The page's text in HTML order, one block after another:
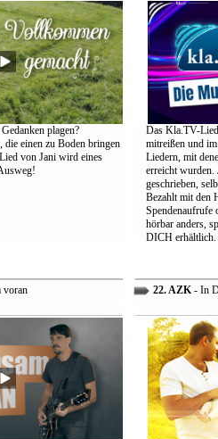
plagen?
die einen zu Boden bringen
von Jani wird eines
Das Kla.TV-
mitreißen und
Liedern, mit
erreicht wurden.
geschrieben,
Bezahlt mit den
Spendenaufrufe
hörbar anders,
DICH erhältlich.
voran 22. AZK- In